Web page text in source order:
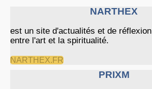
NARTHEX
est un site d'actualités et de
entre l'art et la spiritualité.
NARTHEX.FR
PRIXM